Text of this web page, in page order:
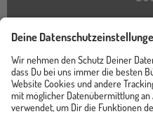
Instagram
TikTokPinterest